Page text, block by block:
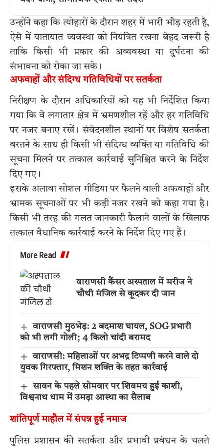
उन्होंने कहा कि त्योहारों के दौरान शहर में भारी भीड़ रहती है,
ऐसे में यातायात व्यवस्था को नियंत्रित रखना बेहद जरूरी है
ताकि किसी भी प्रकार की अव्यवस्था या दुर्घटना की
संभावना को रोका जा सके।
अफवाहों और संदिग्ध गतिविधियों पर सतर्कता
निरीक्षण के दौरान अधिकारियों को यह भी निर्देशित किया
गया कि वे लगातार क्षेत्र में भ्रमणशील रहें और हर गतिविधि
पर नजर बनाए रखें। संवेदनशील स्थानों पर विशेष सतर्कता
बरतने के साथ ही किसी भी संदिग्ध व्यक्ति या गतिविधि की
सूचना मिलने पर तत्काल कार्रवाई सुनिश्चित करने के निर्देश
दिए गए।
इसके अलावा सोशल मीडिया पर फैलने वाली अफवाहों और
भ्रामक सूचनाओं पर भी कड़ी नजर रखने को कहा गया है।
किसी भी तरह की गलत जानकारी फैलाने वालों के खिलाफ
तत्काल वैधानिक कार्रवाई करने के निर्देश दिए गए हैं।
More Read
वाराणसी कैंसर अस्पताल में मरीज ने
चौथी मंजिल से कूदकर दी जान
वाराणसी मुठभेड़: 2 बदमाश घायल, SOG प्रभारी
को भी लगी गोली; 4 किलो चांदी बरामद
वाराणसी: महिलाओं पर अभद्र टिप्पणी करने वाले दो
युवक गिरफ्तार, मिशन शक्ति के तहत कार्रवाई
सावन के पहले सोमवार पर शिवमय हुई काशी,
विश्वनाथ धाम में उमड़ा आस्था का सैलाब
शांतिपूर्ण माहौल में संपन्न हुई नमाज
पुलिस प्रशासन की सतर्कता और प्रभावी प्रबंधन के चलते